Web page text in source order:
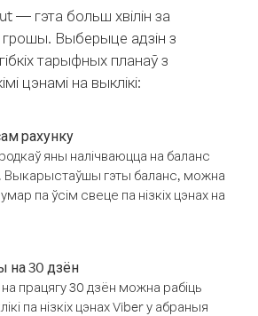
— гэта больш хвілін за
Выберыце адзін з
тарыфных планаў з
цэнамі на выклікі:
рахунку
яны налічваюцца на баланс
Выкарыстаўшы гэты баланс, можна
па ўсім свеце па нізкіх цэнах на
на 30 дзён
працягу 30 дзён можна рабіць
па нізкіх цэнах Viber у абраныя